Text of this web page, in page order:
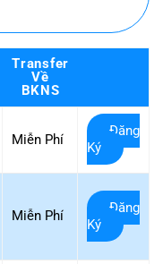
Transfer
Về
BKNS
Miễn Phí
Đăng
Ký
Miễn Phí
Đăng
Ký